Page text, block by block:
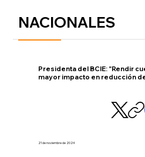
NACIONALES
Presidenta del BCIE: "Rendir
mayor impacto en reducción
21 de noviembre de 2024